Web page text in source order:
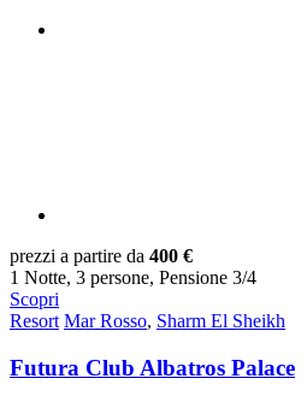
prezzi a partire da 400 €
1 Notte, 3 persone, Pensione 3/4
Scopri
Resort Mar Rosso, Sharm El Sheikh
Futura Club Albatros Palace